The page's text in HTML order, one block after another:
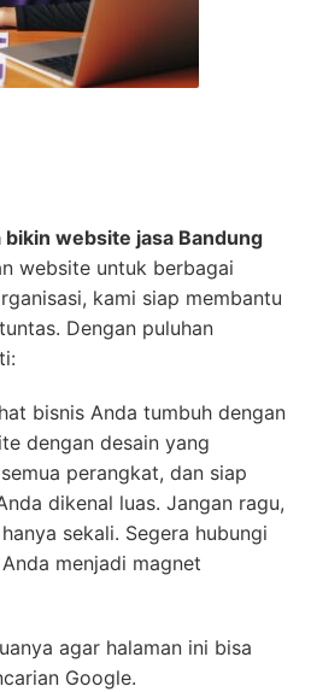
bikin website jasa Bandung
website untuk berbagai
kami siap membantu
Dengan puluhan
bisnis Anda tumbuh dengan
dengan desain yang
perangkat, dan siap
dikenal luas. Jangan ragu,
sekali. Segera hubungi
menjadi magnet
agar halaman ini bisa
Google.